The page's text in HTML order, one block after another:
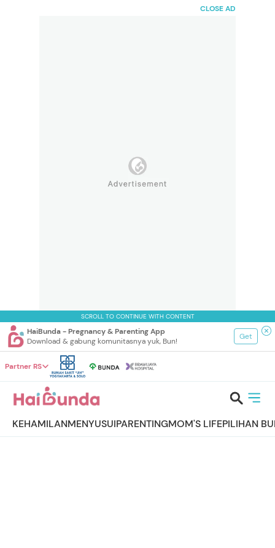
CLOSE AD
SCROLL TO CONTINUE WITH CONTENT
HaiBunda - Pregnancy & Parenting App
Download & gabung komunitasnya yuk, Bun!
Get
Partner RS
KEHAMILANMENYUSUIPARENTINGMOM'S LIFEPILIHAN